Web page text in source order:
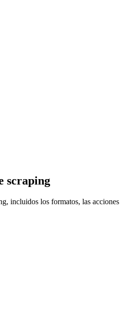
scraping
incluidos los formatos, las acciones